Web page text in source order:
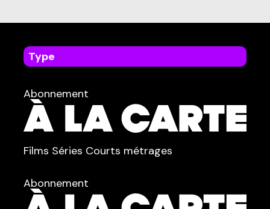
Type
Abonnement
Films Séries Courts métrages
Abonnement